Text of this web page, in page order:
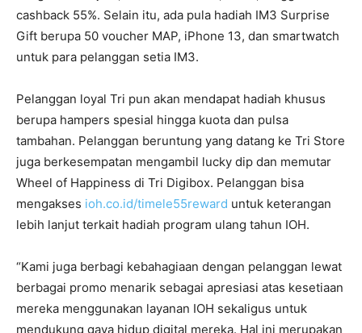
cashback 55%. Selain itu, ada pula hadiah IM3 Surprise
Gift berupa 50 voucher MAP, iPhone 13, dan smartwatch
untuk para pelanggan setia IM3.
Pelanggan loyal Tri pun akan mendapat hadiah khusus
berupa hampers spesial hingga kuota dan pulsa
tambahan. Pelanggan beruntung yang datang ke Tri Store
juga berkesempatan mengambil lucky dip dan memutar
Wheel of Happiness di Tri Digibox. Pelanggan bisa
mengakses ioh.co.id/timele55reward untuk keterangan
lebih lanjut terkait hadiah program ulang tahun IOH.
“Kami juga berbagi kebahagiaan dengan pelanggan lewat
berbagai promo menarik sebagai apresiasi atas kesetiaan
mereka menggunakan layanan IOH sekaligus untuk
mendukung gaya hidup digital mereka. Hal ini merupakan